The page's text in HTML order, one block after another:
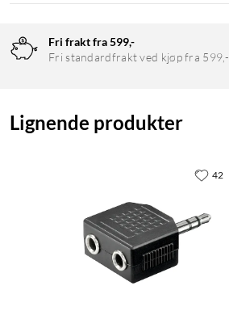
Fri frakt fra 599,-
Fri standardfrakt ved kjøp fra 599,-
Lignende produkter
42